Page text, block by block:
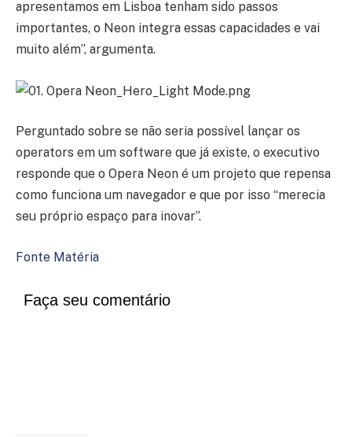
apresentamos em Lisboa tenham sido passos
importantes, o Neon integra essas capacidades e vai
muito além”, argumenta.
Perguntado sobre se não seria possível lançar os
operators em um software que já existe, o executivo
responde que o Opera Neon é um projeto que repensa
como funciona um navegador e que por isso “merecia
seu próprio espaço para inovar”.
Fonte Matéria
Faça seu comentário